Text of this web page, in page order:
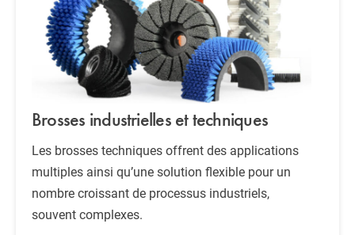
Brosses industrielles et techniques
Les brosses techniques offrent des applications
multiples ainsi qu’une solution flexible pour un
nombre croissant de processus industriels,
souvent complexes.